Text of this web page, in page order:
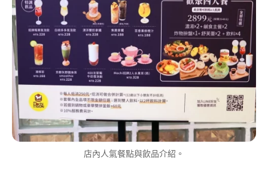
店內人氣餐點與飲品介紹。